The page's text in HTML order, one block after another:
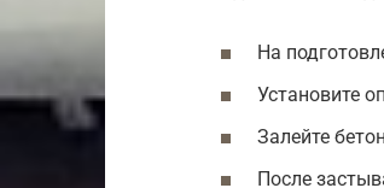
На
Установите
Залейте
После